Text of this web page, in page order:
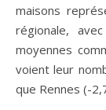
maisons
régionale,
moyennes
voient leur
que Rennes (-